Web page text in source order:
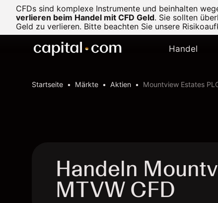
CFDs sind komplexe Instrumente und beinhalten
verlieren beim Handel mit CFD Geld. Sie sollten
Geld zu verlieren. Bitte beachten Sie unsere
Handel
Startseite Märkte Aktien Mountview Estates
Handeln
MTVW CFD